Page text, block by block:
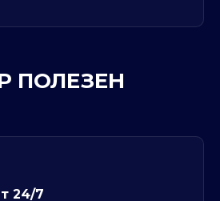
ПОЛЕЗЕН
24/7